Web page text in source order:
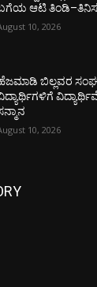
ಆಟಿ
10, 2026
ಬಿಲ್ಲವರ
10, 2026